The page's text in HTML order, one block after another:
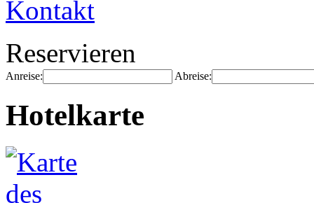
Kontakt
Reservieren
Anreise: Abreise:
Hotelkarte